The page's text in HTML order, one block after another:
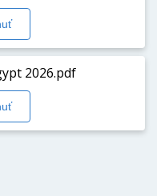
2026.pdf